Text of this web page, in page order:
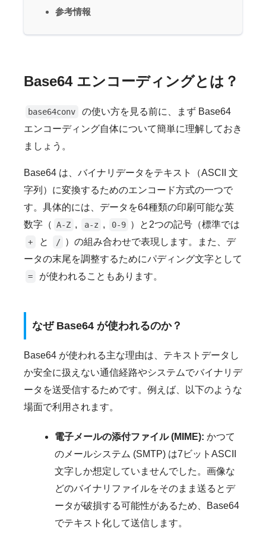
参考情報
Base64 エンコーディングとは？
base64conv
の使い方を見る前に、まず Base64
エンコーディング自体について簡単に理解しておき
ましょう。
Base64 は、バイナリデータをテキスト（ASCII 文
字列）に変換するためのエンコード方式の一つで
す。具体的には、データを64種類の印刷可能な英
数字（ A-Z , a-z , 0-9 ）と2つの記号（標準では
+ と / ）の組み合わせで表現します。また、デ
ータの末尾を調整するためにパディング文字として
= が使われることもあります。
なぜ Base64 が使われるのか？
Base64 が使われる主な理由は、テキストデータし
か安全に扱えない通信経路やシステムでバイナリデ
ータを送受信するためです。例えば、以下のような
場面で利用されます。
電子メールの添付ファイル (MIME): かつて
のメールシステム (SMTP) は7ビットASCII
文字しか想定していませんでした。画像な
どのバイナリファイルをそのまま送るとデ
ータが破損する可能性があるため、Base64
でテキスト化して送信します。